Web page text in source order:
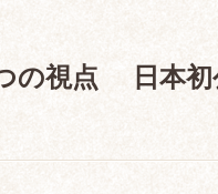
視点 日本初